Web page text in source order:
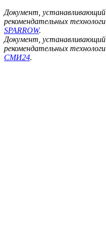
Документ, устанавливающий
рекомендательных
SPARROW.
Документ, устанавливающий
рекомендательных
СМИ24.